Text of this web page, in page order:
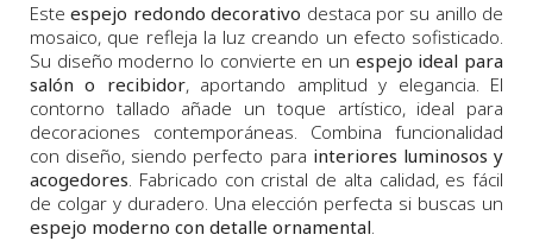
Esteespejo redondo decorativo destaca por su anillo de
mosaico, que refleja la luz creando un efecto sofisticado.
Su diseño moderno lo convierte en un espejo ideal para
salón o recibidor, aportando amplitud y elegancia. El
contorno tallado añade un toque artístico, ideal para
decoraciones contemporáneas. Combina funcionalidad
con diseño, siendo perfecto para interiores luminosos y
acogedores. Fabricado con cristal de alta calidad, es fácil
de colgar y duradero. Una elección perfecta si buscas un
espejo moderno con detalle ornamental.